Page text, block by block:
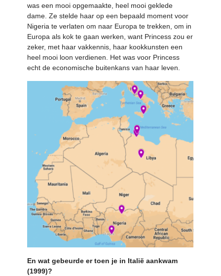
was een mooi opgemaakte, heel mooi geklede
dame. Ze stelde haar op een bepaald moment voor
Nigeria te verlaten om naar Europa te trekken, om in
Europa als kok te gaan werken, want Princess zou er
zeker, met haar vakkennis, haar kookkunsten een
heel mooi loon verdienen. Het was voor Princess
echt de economische buitenkans van haar leven.
En wat gebeurde er toen je in Italië aankwam
(1999)?